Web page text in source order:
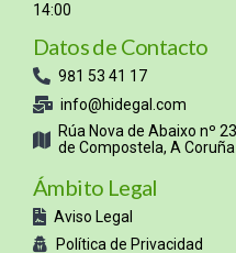
14:00
Datos de Contacto
981 53 41 17
info@hidegal.com
Rúa Nova de Abaixo nº
de Compostela, A Coruña
Ámbito Legal
Aviso Legal
Política de Privacidad